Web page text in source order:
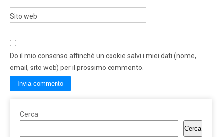
Sito web
Do il mio consenso affinché un cookie salvi i miei dati (nome,
email, sito web) per il prossimo commento.
Cerca
Cerca